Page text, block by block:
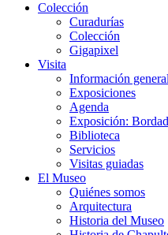
Colección
Curadurías
Colección
Gigapixel
Visita
Información general
Exposiciones
Agenda
Exposición:
Biblioteca
Servicios
Visitas guiadas
El Museo
Quiénes somos
Arquitectura
Historia del Museo